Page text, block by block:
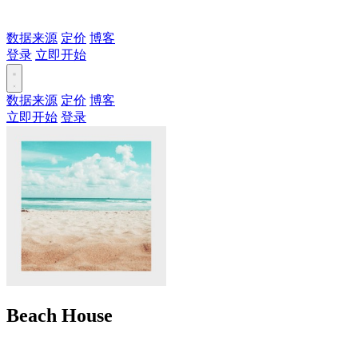
数据来源 定价 博客
登录 立即开始
数据来源 定价 博客
立即开始 登录
Beach House